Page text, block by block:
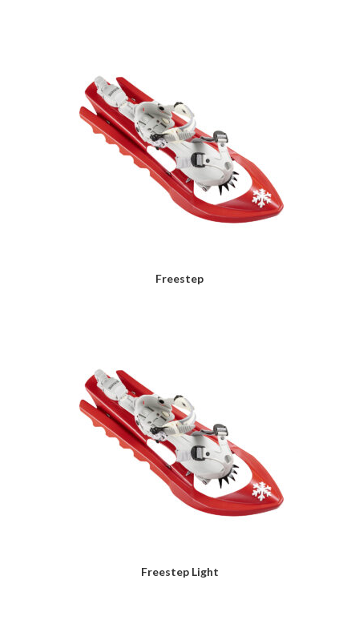
LIRE LA SUITE
Freestep
LIRE LA SUITE
Freestep Light